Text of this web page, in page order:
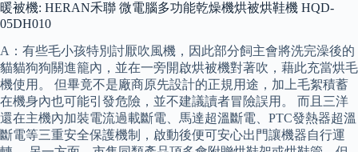
暖被機: HERAN禾聯 微電腦多功能乾燥機烘被烘鞋機 HQD-
05DH010
A：有些毛小孩特別討厭吹風機，因此部分飼主會將洗完澡後的
貓貓狗狗關進籠內，並在一旁開啟烘被機對著吹，藉此充當烘毛
機使用。 但畢竟不是廠商原先設計的正規用途，加上毛絮積蓄
在機身內也可能引發危險，並不建議讀者冒險誤用。 而且三洋
還在主機內加裝電流過載斷電、馬達超溫斷電、PTC發熱器超溫
斷電等三重安全保護機制，啟動後便可安心出門讓機器自行運